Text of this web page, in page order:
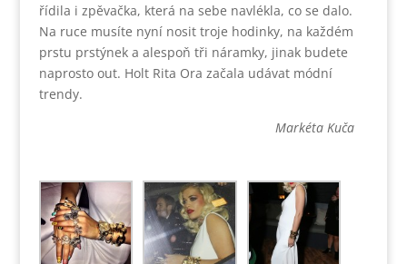
řídila i zpěvačka, která na sebe navlékla, co se dalo.
Na ruce musíte nyní nosit troje hodinky, na každém
prstu prstýnek a alespoň tři náramky, jinak budete
naprosto out. Holt Rita Ora začala udávat módní
trendy.
Markéta Kuča